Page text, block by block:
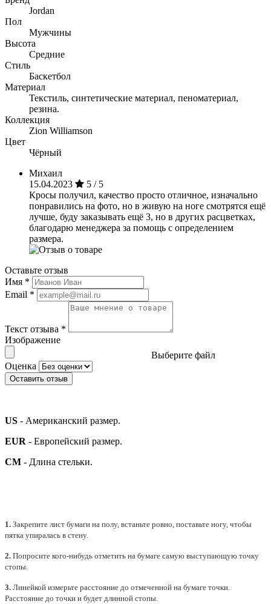
Jordan
Пол
Мужчины
Высота
Средние
Стиль
Баскетбол
Материал
Текстиль, синтетические материал, пеноматериал,
резина.
Коллекция
Zion Williamson
Цвет
Чёрный
Михаил
15.04.2023
5 / 5
Кросы получил, качество просто отличное, изначально
понравились на фото, но в живую на ноге смотрятся ещё
лучше, буду заказывать ещё 3, но в других расцветках,
благодарю менеджера за помощь с определением
размера.
Оставьте отзыв
Имя *
Email *
Текст отзыва *
Изображение
Выберите файл
Оценка
Оставить отзыв
US - Американский размер.
EUR - Европейский размер.
СМ - Длина стельки.
1. Закрепите лист бумаги на полу, встаньте ровно, поставьте ногу, чтобы
пятка упиралась в стену.
2. Попросите кого-нибудь отметить на бумаге самую выступающую точку
стопы.
3. Линейкой измерьте расстояние до отмеченной на бумаге точки.
Расстояние до точки и будет длинной стопы.